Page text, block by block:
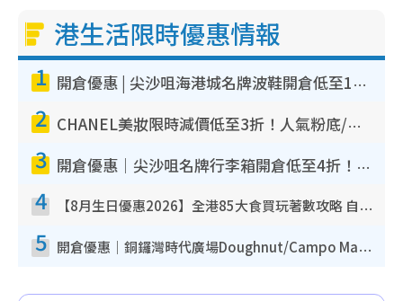
港生活限時優惠情報
1 開倉優惠 | 尖沙咀海港城名牌波鞋開倉低至1折！On鞋$899起／Joy&Peace鞋履$98起
2 CHANEL美妝限時減價低至3折！人氣粉底/唇膏/精華液低至$275！COCO香水都有平
3 開倉優惠｜尖沙咀名牌行李箱開倉低至4折！一連5日 American Tourister/ace./Hallmark $200起！
4 【8月生日優惠2026】全港85大食買玩著數攻略 自助餐/火鍋放題同行免費＋誠品/DONKI送現金券
5 開倉優惠｜銅鑼灣時代廣場Doughnut/Campo Marzio開倉低至1折！背囊、書包、手袋劈價$200起